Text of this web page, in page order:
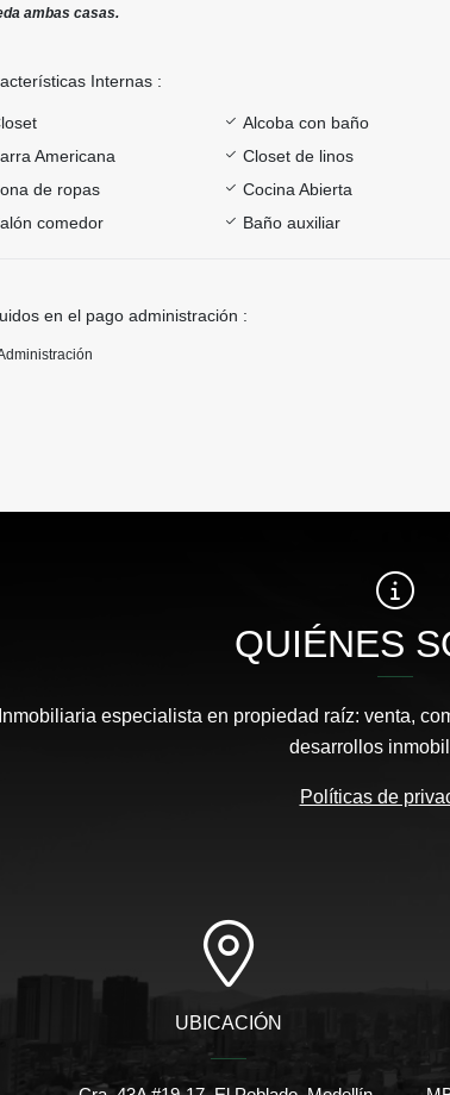
ambas casas.
Internas :
Alcoba con baño
Americana
Closet de linos
de ropas
Cocina Abierta
comedor
Baño auxiliar
en el pago administración :
QUIÉNES
Inmobiliaria especialista en propiedad raíz: venta,
desarrollos
Políticas de
UBICACIÓN